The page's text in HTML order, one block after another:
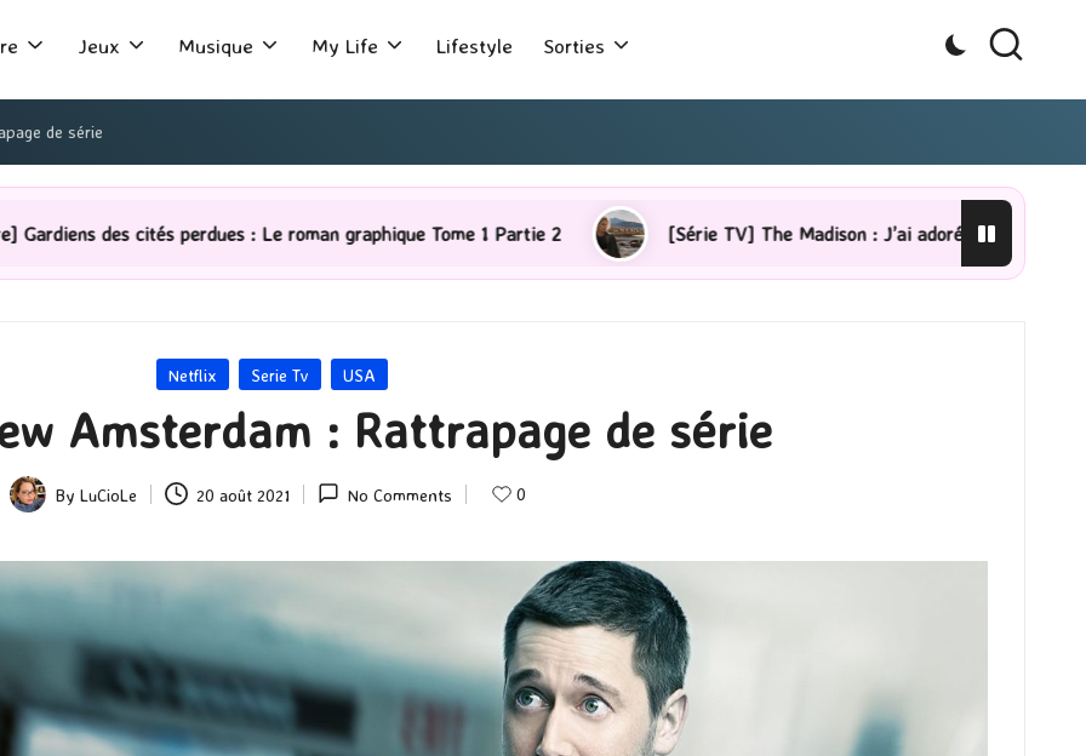
Jeux Musique My Life Lifestyle Sorties
de série
graphique Tome 1 Partie 2 [Série TV] The Madison : J’ai adoré ! [Lecture] La femme de ménage : J’ai
Posted
Netflix Serie Tv USA
Amsterdam : Rattrapage de série
Posted
ByLuCioLe 20 août 2021 No Comments 0